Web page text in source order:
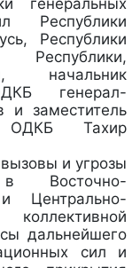
Республики
Республики
Республики,
начальник
генерал-
и заместитель
ОДКБ Тахир
и угрозы
в Восточно-
Центрально-
дальнейшего
сил и